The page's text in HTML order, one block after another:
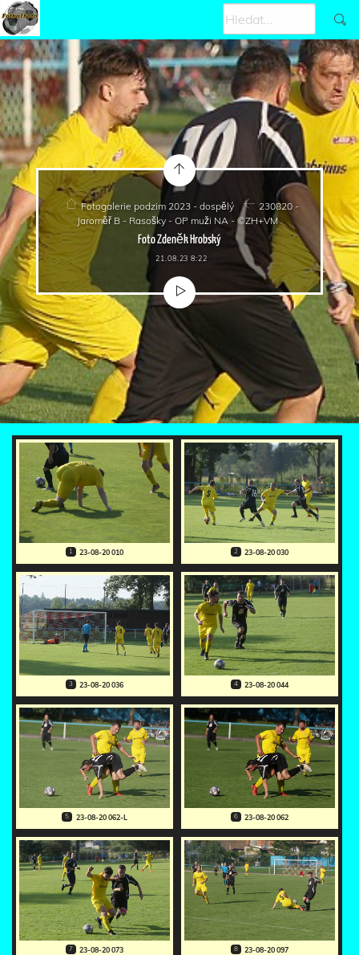
Fotogalerie podzim 2023 - dospělý
230820 -
Jaroměř B - Rasošky - OP muži NA - ©ZH+VM
Foto Zdeněk Hrobský
21.08.23 8:22
1 23-08-20 010 2 23-08-20 030
3 23-08-20 036 4 23-08-20 044
5 23-08-20 062-L 6 23-08-20 062
7 23-08-20 073 8 23-08-20 097